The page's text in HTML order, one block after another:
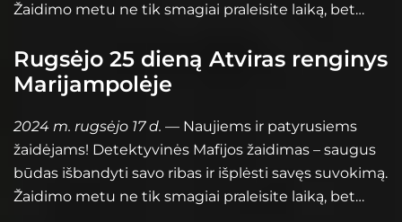
Žaidimo metu ne tik smagiai praleisite laiką, bet…
Rugsėjo 25 dieną Atviras renginys
Marijampolėje
2024 m. rugsėjo 17 d. — Naujiems ir patyrusiems
žaidėjams! Detektyvinės Mafijos žaidimas – saugus
būdas išbandyti savo ribas ir išplėsti savęs suvokimą.
Žaidimo metu ne tik smagiai praleisite laiką, bet…